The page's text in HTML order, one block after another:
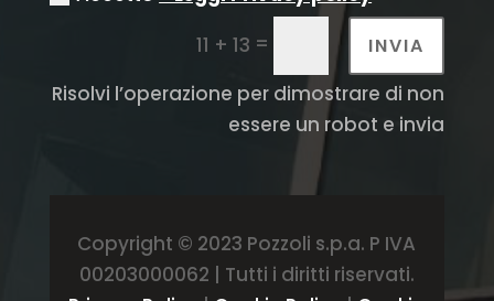
11 + 13 = INVIA
Risolvi l’operazione per dimostrare di non
essere un robot e invia
Copyright © 2023 Pozzoli s.p.a. P IVA
00203000062 | Tutti i diritti riservati.